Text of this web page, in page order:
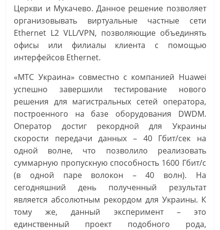
Церкви и Мукачево. Данное решение позволяет
организовывать виртуальные частные сети
Ethernet L2 VLL/VPN, позволяющие объединять
офисы или филиалы клиента с помощью
интерфейсов Ethernet.
«МТС Украина» совместно с компанией Huawei
успешно завершили тестирование нового
решения для магистральных сетей оператора,
построенного на базе оборудования DWDM.
Оператор достиг рекордной для Украины
скорости передачи данных – 40 Гбит/сек на
одной волне, что позволило реализовать
суммарную пропускную способность 1600 Гбит/с
(в одной паре волокон – 40 волн). На
сегодняшний день полученный результат
является абсолютным рекордом для Украины. К
тому же, данный эксперимент – это
единственный проект подобного рода,